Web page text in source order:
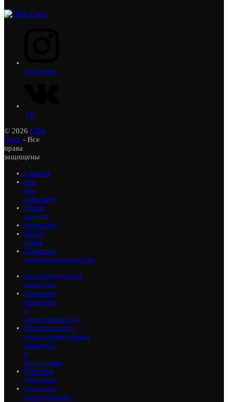
Instagram
VK
© 2026 ОВК-
Снаб - Все
права
защищены
Главная
Как
мы
работаем
Наши
работы
Контакты
Карта
сайта
Политика
конфиденциальности
Балансировочная
арматура
Запорная
арматура
и
электроприводы
Регулирующая,
предохранительная
арматура
и
автоматика
Клапаны
обратные
Насосное
оборудование